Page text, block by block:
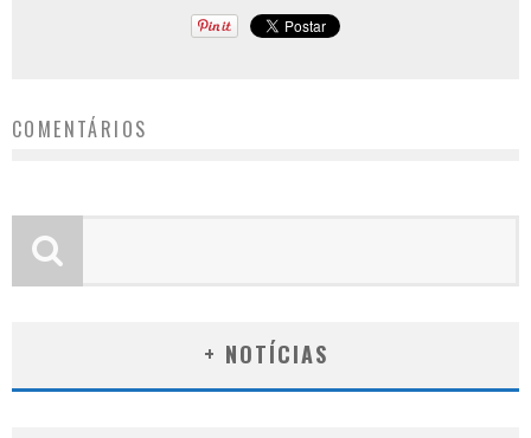
COMENTÁRIOS
+ NOTÍCIAS